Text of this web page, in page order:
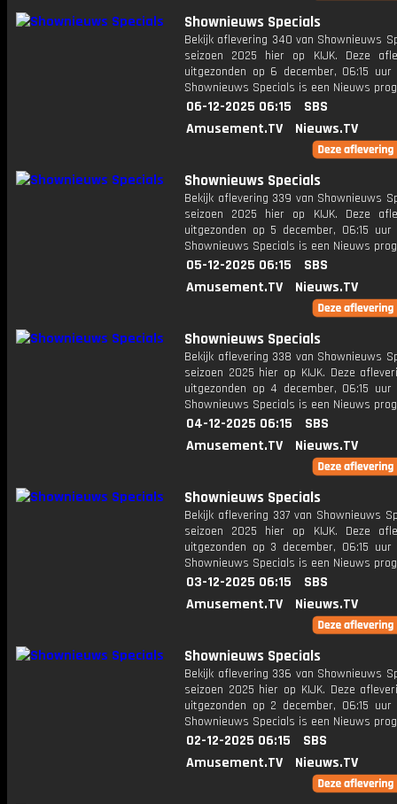
Shownieuws Specials
Bekijk aflevering 340 van Shownieuws
seizoen 2025 hier op KIJK. Deze
uitgezonden op 6 december, 06:15 uur
Shownieuws Specials is een Nieuws
06-12-2025 06:15
SBS
Amusement.TV
Nieuws.TV
Shownieuws Specials
Bekijk aflevering 339 van Shownieuws
seizoen 2025 hier op KIJK. Deze
uitgezonden op 5 december, 06:15 uur
Shownieuws Specials is een Nieuws
05-12-2025 06:15
SBS
Amusement.TV
Nieuws.TV
Shownieuws Specials
Bekijk aflevering 338 van Shownieuws
seizoen 2025 hier op KIJK. Deze
uitgezonden op 4 december, 06:15 uur
Shownieuws Specials is een Nieuws
04-12-2025 06:15
SBS
Amusement.TV
Nieuws.TV
Shownieuws Specials
Bekijk aflevering 337 van Shownieuws
seizoen 2025 hier op KIJK. Deze
uitgezonden op 3 december, 06:15 uur
Shownieuws Specials is een Nieuws
03-12-2025 06:15
SBS
Amusement.TV
Nieuws.TV
Shownieuws Specials
Bekijk aflevering 336 van Shownieuws
seizoen 2025 hier op KIJK. Deze
uitgezonden op 2 december, 06:15 uur
Shownieuws Specials is een Nieuws
02-12-2025 06:15
SBS
Amusement.TV
Nieuws.TV